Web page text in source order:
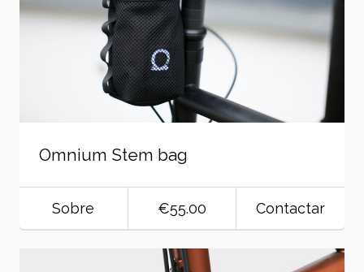
Omnium Stem bag
Sobre €55.00 Contactar